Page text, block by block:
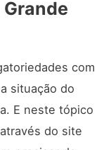
com
situação do
E neste tópico
do site